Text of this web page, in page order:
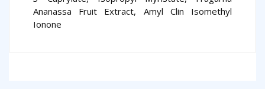
Ananassa Fruit Extract, Amyl Clin Isomethyl
Ionone